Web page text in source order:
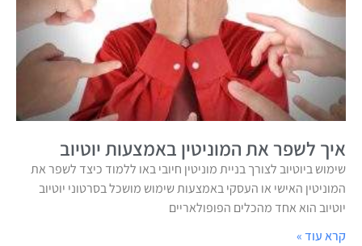
איך לשפר את המוניטין באמצעות יוטיוב
שימוש ביוטיוב לצורך בניית מוניטין חיובי באו ללמוד כיצד לשפר את
המוניטין האישי או העסקי באמצעות שימוש מושכל בסרטוני יוטיוב
יוטיוב הוא אחד מהכלים הפופולאריים
קרא עוד »